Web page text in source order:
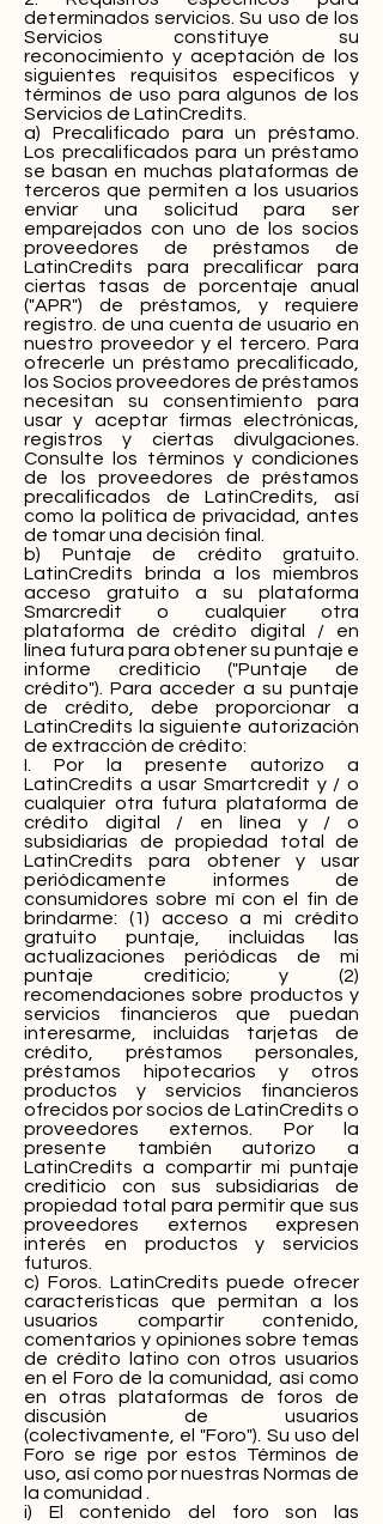
determinados servicios. Su uso de los
Servicios constituye su
reconocimiento y aceptación de los
siguientes requisitos específicos y
términos de uso para algunos de los
Servicios de LatinCredits.
a) Precalificado para un préstamo.
Los precalificados para un préstamo
se basan en muchas plataformas de
terceros que permiten a los usuarios
enviar una solicitud para ser
emparejados con uno de los socios
proveedores de préstamos de
LatinCredits para precalificar para
ciertas tasas de porcentaje anual
("APR") de préstamos, y requiere
registro. de una cuenta de usuario en
nuestro proveedor y el tercero. Para
ofrecerle un préstamo precalificado,
los Socios proveedores de préstamos
necesitan su consentimiento para
usar y aceptar firmas electrónicas,
registros y ciertas divulgaciones.
Consulte los términos y condiciones
de los proveedores de préstamos
precalificados de LatinCredits, así
como la política de privacidad, antes
de tomar una decisión final.
b) Puntaje de crédito gratuito.
LatinCredits brinda a los miembros
acceso gratuito a su plataforma
Smarcredit o cualquier otra
plataforma de crédito digital / en
línea futura para obtener su puntaje e
informe crediticio ("Puntaje de
crédito"). Para acceder a su puntaje
de crédito, debe proporcionar a
LatinCredits la siguiente autorización
de extracción de crédito:
I. Por la presente autorizo ​​a
LatinCredits a usar Smartcredit y / o
cualquier otra futura plataforma de
crédito digital / en línea y / o
subsidiarias de propiedad total de
LatinCredits para obtener y usar
periódicamente informes de
consumidores sobre mí con el fin de
brindarme: (1) acceso a mi crédito
gratuito puntaje, incluidas las
actualizaciones periódicas de mi
puntaje crediticio; y (2)
recomendaciones sobre productos y
servicios financieros que puedan
interesarme, incluidas tarjetas de
crédito, préstamos personales,
préstamos hipotecarios y otros
productos y servicios financieros
ofrecidos por socios de LatinCredits o
proveedores externos. Por la
presente también autorizo ​​a
LatinCredits a compartir mi puntaje
crediticio con sus subsidiarias de
propiedad total para permitir que sus
proveedores externos expresen
interés en productos y servicios
futuros.
c) Foros. LatinCredits puede ofrecer
características que permitan a los
usuarios compartir contenido,
comentarios y opiniones sobre temas
de crédito latino con otros usuarios
en el Foro de la comunidad, así como
en otras plataformas de foros de
discusión de usuarios
(colectivamente, el "Foro"). Su uso del
Foro se rige por estos Términos de
uso, así como por nuestras Normas de
la comunidad .
i) El contenido del foro son las